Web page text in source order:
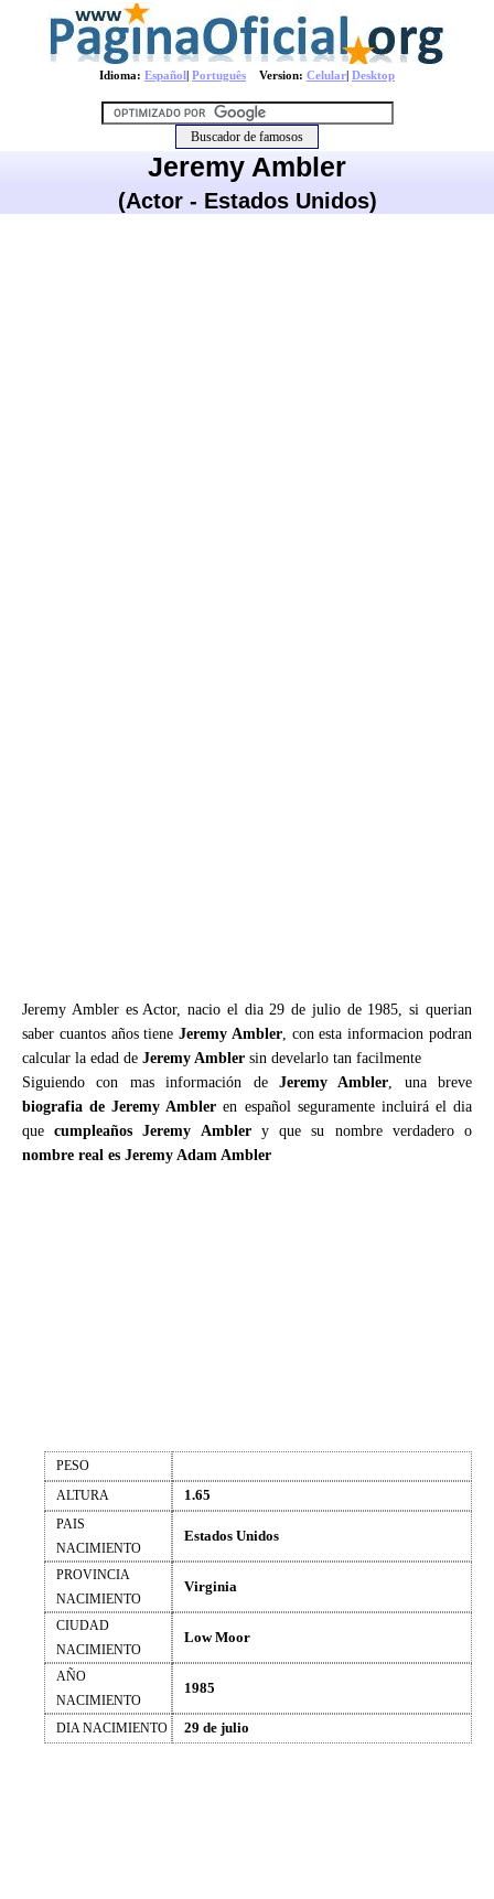
Idioma: Español| Português Version: Celular| Desktop
Jeremy Ambler
(Actor - Estados Unidos)
Jeremy Ambler es Actor, nacio el dia 29 de julio de 1985, si querian
saber cuantos años tieneJeremy Ambler, con esta informacion podran
calcular la edad de Jeremy Ambler sin develarlo tan facilmente
Siguiendo con mas información de Jeremy Ambler, una breve
biografia de Jeremy Ambler en español seguramente incluirá el dia
quecumpleaños Jeremy Amblery que su nombre verdadero o
nombre real es Jeremy Adam Ambler
PESO
ALTURA
1.65
PAIS
NACIMIENTO
Estados Unidos
PROVINCIA
NACIMIENTO
Virginia
CIUDAD
NACIMIENTO
Low Moor
AÑO
NACIMIENTO
1985
DIA NACIMIENTO 29 de julio